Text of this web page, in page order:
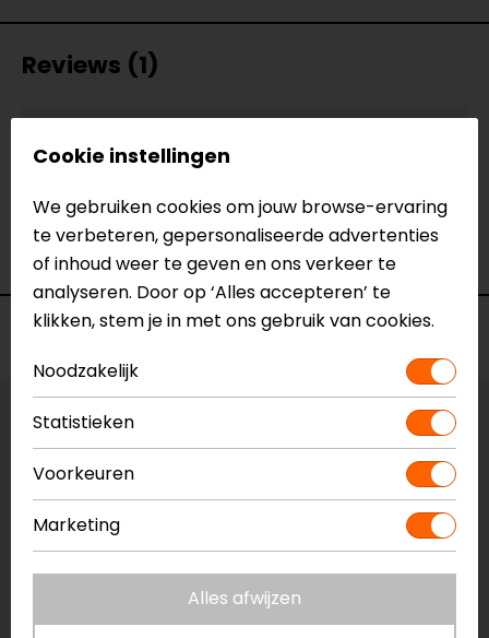
Reviews (1)
04-05-2018
geen toelichting gegeven
- Anoniem
Voorraad
Vestiging Apeldoorn
Niet op voorraad
Vestiging Breda
Niet op voorraad
Vestiging Capelle a/d IJssel
Niet op voorraad
Cookie instellingen
We gebruiken cookies om jouw browse-ervaring
te verbeteren, gepersonaliseerde advertenties
of inhoud weer te geven en ons verkeer te
analyseren. Door op ‘Alles accepteren’ te
klikken, stem je in met ons gebruik van cookies.
Noodzakelijk
Statistieken
Voorkeuren
Marketing
Alles afwijzen